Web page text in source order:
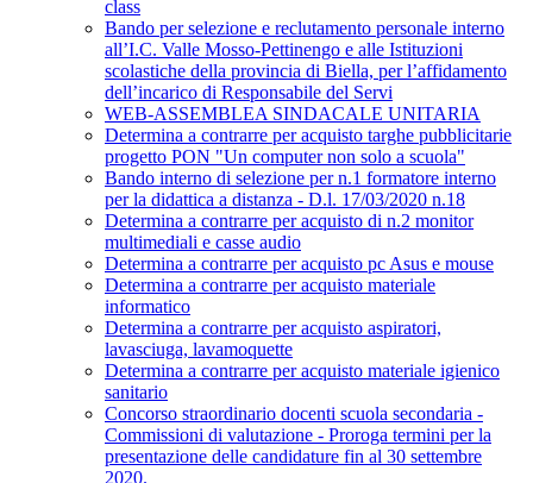
class
Bando per selezione e reclutamento personale interno
all’I.C. Valle Mosso-Pettinengo e alle Istituzioni
scolastiche della provincia di Biella, per l’affidamento
dell’incarico di Responsabile del Servi
WEB-ASSEMBLEA SINDACALE UNITARIA
Determina a contrarre per acquisto targhe pubblicitarie
progetto PON "Un computer non solo a scuola"
Bando interno di selezione per n.1 formatore interno
per la didattica a distanza - D.l. 17/03/2020 n.18
Determina a contrarre per acquisto di n.2 monitor
multimediali e casse audio
Determina a contrarre per acquisto pc Asus e mouse
Determina a contrarre per acquisto materiale
informatico
Determina a contrarre per acquisto aspiratori,
lavasciuga, lavamoquette
Determina a contrarre per acquisto materiale igienico
sanitario
Concorso straordinario docenti scuola secondaria -
Commissioni di valutazione - Proroga termini per la
presentazione delle candidature fin al 30 settembre
2020.